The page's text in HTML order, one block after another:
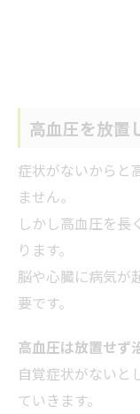
高血圧を放置
症状がないからと
ません。
しかし高血圧を長
ります。
脳や心臓に病気が
要です。
高血圧は放置せず
自覚症状がないと
ていきます。